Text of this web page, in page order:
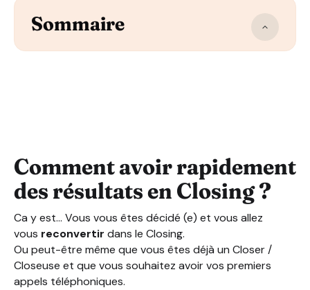
Sommaire
Comment avoir rapidement
des résultats en Closing ?
Ca y est… Vous vous êtes décidé (e) et vous allez
vous reconvertir dans le Closing.
Ou peut-être même que vous êtes déjà un Closer /
Closeuse et que vous souhaitez avoir vos premiers
appels téléphoniques.